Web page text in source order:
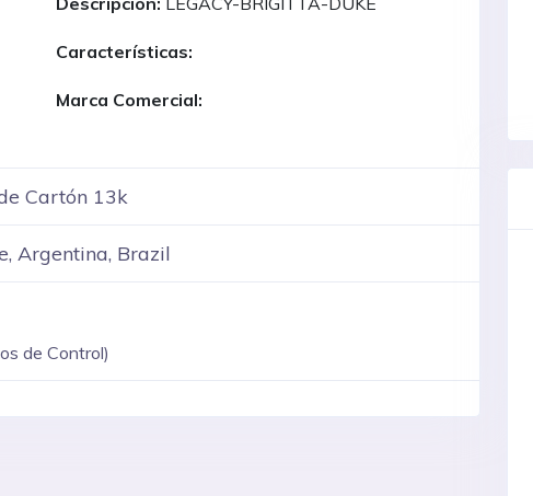
Características:
Marca Comercial:
Cartón 13k
Argentina, Brazil
de Control)